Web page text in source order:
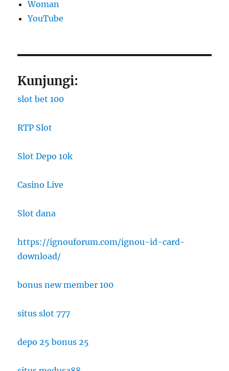
Woman
YouTube
Kunjungi:
slot bet 100
RTP Slot
Slot Depo 10k
Casino Live
Slot dana
https://ignouforum.com/ignou-id-card-
download/
bonus new member 100
situs slot 777
depo 25 bonus 25